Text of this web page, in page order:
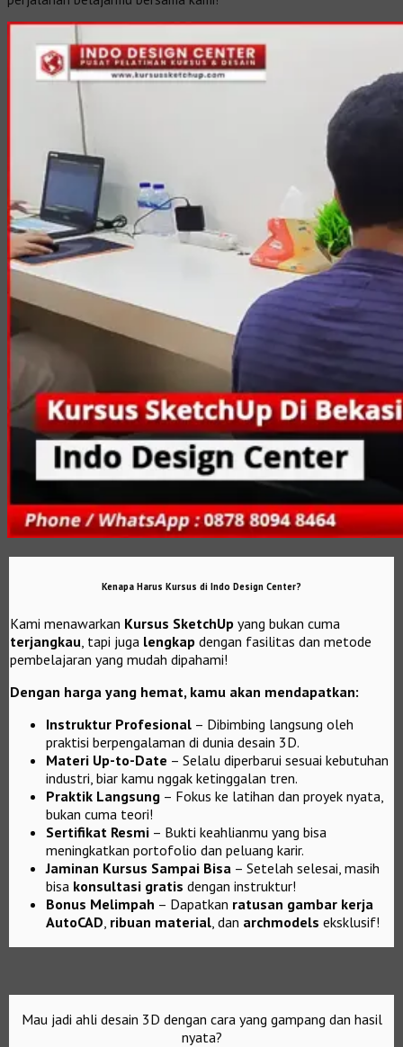
Kenapa Harus Kursus di Indo Design Center?
Kami menawarkan Kursus SketchUp yang bukan cuma
terjangkau, tapi juga lengkap dengan fasilitas dan metode
pembelajaran yang mudah dipahami!
Dengan harga yang hemat, kamu akan mendapatkan:
Instruktur Profesional – Dibimbing langsung oleh
praktisi berpengalaman di dunia desain 3D.
Materi Up-to-Date – Selalu diperbarui sesuai kebutuhan
industri, biar kamu nggak ketinggalan tren.
Praktik Langsung – Fokus ke latihan dan proyek nyata,
bukan cuma teori!
Sertifikat Resmi – Bukti keahlianmu yang bisa
meningkatkan portofolio dan peluang karir.
Jaminan Kursus Sampai Bisa – Setelah selesai, masih
bisa konsultasi gratis dengan instruktur!
Bonus Melimpah – Dapatkan ratusan gambar kerja
AutoCAD, ribuan material, dan archmodels eksklusif!
Mau jadi ahli desain 3D dengan cara yang gampang dan hasil
nyata?